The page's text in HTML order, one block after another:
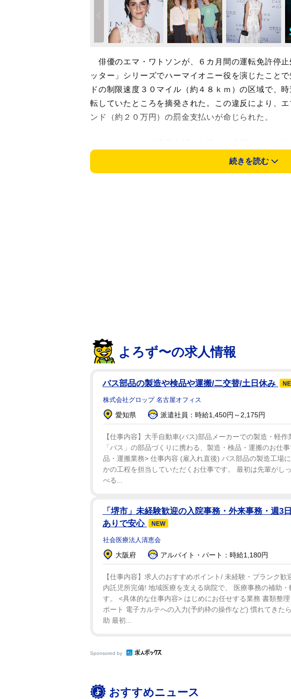
俳優のエマ・ワトソンが、６カ月間の運転免許停
ッター」シリーズでハーマイオニー役を演じたこと
ドの制限速度３０マイル（約４８ｋｍ）の区域で、
転していたところを摘発された。この違反により、
ンド（約２０万円）の罰金支払いが命じられた。
い渡された。地元メディアによると、当日は代理人
分に理解しており、罰を受け入れる」とコメントした
続きを読む
よろず〜の求人情報
バス部品の製造や検品や運搬/二交替/土日休み
株式会社グロップ 名古屋オフィス
愛知県 派遣社員：時給1,450円～2,175円
【仕事内容】大手自動車(バス)部品メーカーでの製造・軽
「バス」の部品づくりに携わる、製造・検品・運搬のお仕
品・運搬業務> 仕事内容 (雇入れ直後) バス部品の製造工場
かの工程を担当していただくお仕事です。 最初は先輩がし
べる...
「堺市」未経験歓迎の入院事務・外来事務・週3
ありで安心
NEW
社会医療法人清恵会
大阪府 アルバイト・パート：時給1,180円
【仕事内容】求人のおすすめポイント/ 未経験・ブランク
内託児所完備! 地域医療を支える病院で、 医療事務の補助
す。 <具体的な仕事内容> はじめにお任せする業務 書類整
ポート 電子カルテへの入力(予約枠の操作など) 慣れてきた
助 最初...
Sponsored by
おすすめニュース